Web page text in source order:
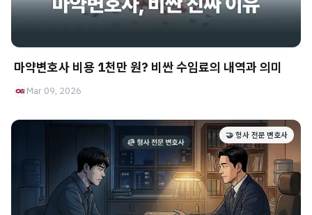
마약변호사 비용 1천만 원? 비싼 수임료의 내역과 의미
Mar 09, 2026
🤝 형사 전문 변호사